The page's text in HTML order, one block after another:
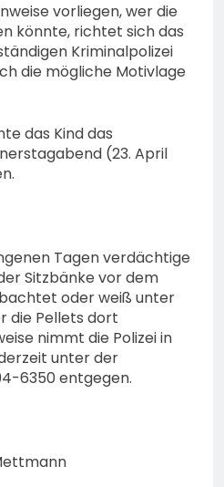
vorliegen, wer die
könnte, richtet sich das
Kriminalpolizei
die mögliche Motivlage
das Kind das
(23. April
Tagen verdächtige
Sitzbänke vor dem
oder weiß unter
die Pellets dort
nimmt die Polizei in
unter der
6350 entgegen.